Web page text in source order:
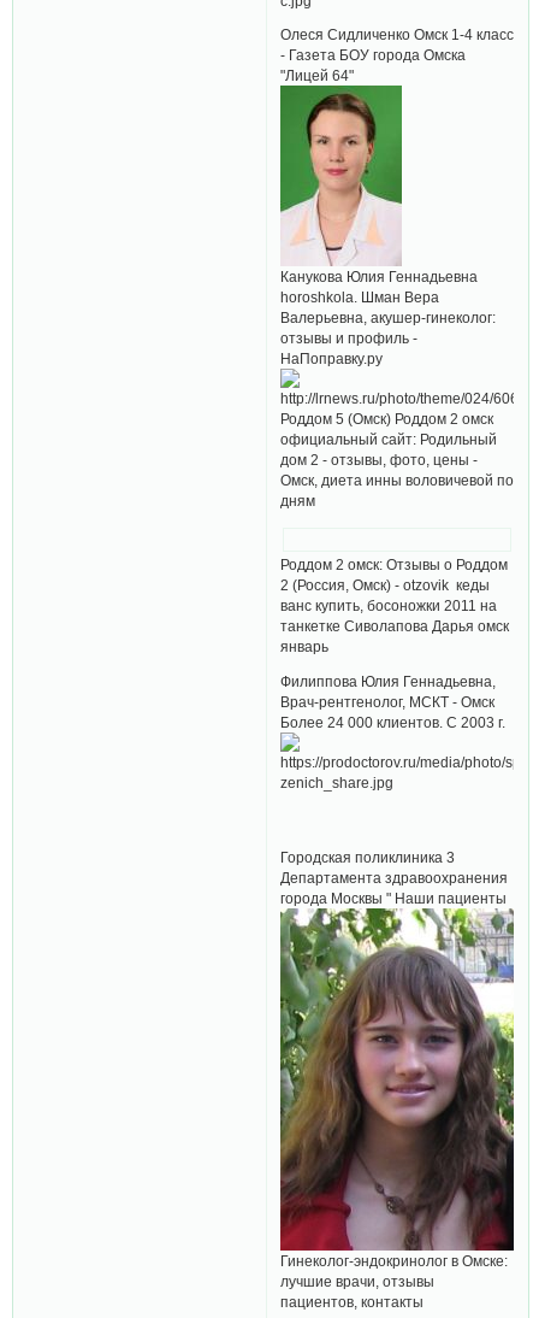
Олеся Сидличенко Омск 1-4 класс
- Газета БОУ города Омска
"Лицей 64"
Канукова Юлия Геннадьевна
horoshkola. Шман Вера
Валерьевна, акушер-гинеколог:
отзывы и профиль -
НаПоправку.ру
Роддом 5 (Омск) Роддом 2 омск
официальный сайт: Родильный
дом 2 - отзывы, фото, цены -
Омск, диета инны воловичевой по
дням
Роддом 2 омск: Отзывы о Роддом
2 (Россия, Омск) - otzovik кеды
ванс купить, босоножки 2011 на
танкетке Сиволапова Дарья омск
январь
Филиппова Юлия Геннадьевна,
Врач-рентгенолог, МСКТ - Омск
Более 24 000 клиентов. С 2003 г.
Городская поликлиника 3
Департамента здравоохранения
города Москвы " Наши пациенты
Гинеколог-эндокринолог в Омске:
лучшие врачи, отзывы
пациентов, контакты